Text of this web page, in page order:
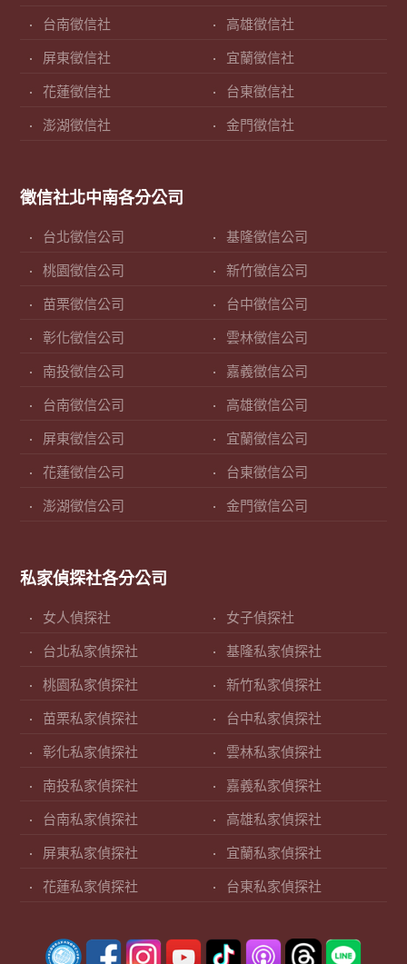
台南徵信社 高雄徵信社
屏東徵信社 宜蘭徵信社
花蓮徵信社 台東徵信社
澎湖徵信社 金門徵信社
徵信社北中南各分公司
台北徵信公司 基隆徵信公司
桃園徵信公司 新竹徵信公司
苗栗徵信公司 台中徵信公司
彰化徵信公司 雲林徵信公司
南投徵信公司 嘉義徵信公司
台南徵信公司 高雄徵信公司
屏東徵信公司 宜蘭徵信公司
花蓮徵信公司 台東徵信公司
澎湖徵信公司 金門徵信公司
私家偵探社各分公司
女人偵探社 女子偵探社
台北私家偵探社 基隆私家偵探社
桃園私家偵探社 新竹私家偵探社
苗栗私家偵探社 台中私家偵探社
彰化私家偵探社 雲林私家偵探社
南投私家偵探社 嘉義私家偵探社
台南私家偵探社 高雄私家偵探社
屏東私家偵探社 宜蘭私家偵探社
花蓮私家偵探社 台東私家偵探社